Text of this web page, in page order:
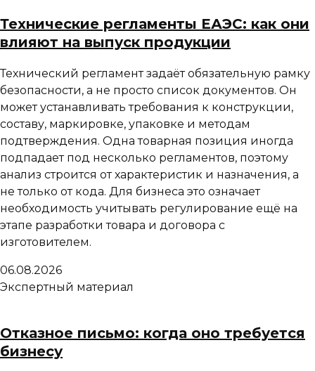
Технические регламенты ЕАЭС: как они
влияют на выпуск продукции
Технический регламент задаёт обязательную рамку
безопасности, а не просто список документов. Он
может устанавливать требования к конструкции,
составу, маркировке, упаковке и методам
подтверждения. Одна товарная позиция иногда
подпадает под несколько регламентов, поэтому
анализ строится от характеристик и назначения, а
не только от кода. Для бизнеса это означает
необходимость учитывать регулирование ещё на
этапе разработки товара и договора с
изготовителем.
06.08.2026
Экспертный материал
Отказное письмо: когда оно требуется
бизнесу